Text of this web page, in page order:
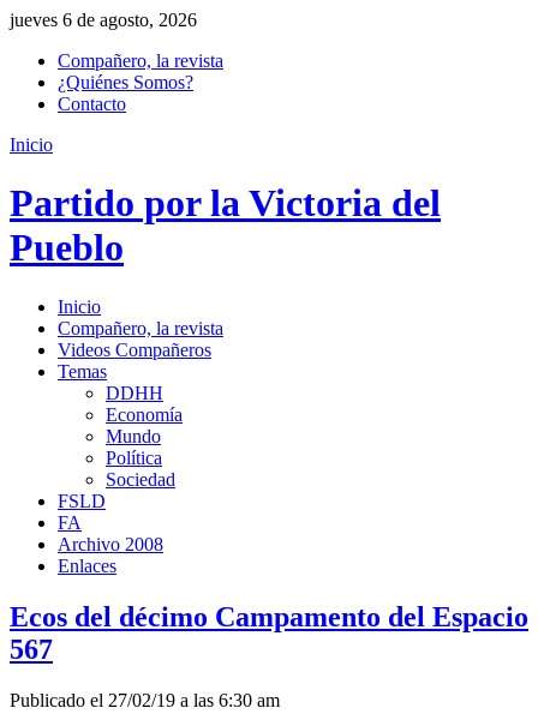
jueves 6 de agosto, 2026
Compañero, la revista
¿Quiénes Somos?
Contacto
Inicio
Partido por la Victoria del
Pueblo
Inicio
Compañero, la revista
Videos Compañeros
Temas
DDHH
Economía
Mundo
Política
Sociedad
FSLD
FA
Archivo 2008
Enlaces
Ecos del décimo Campamento del Espacio
567
Publicado el 27/02/19 a las 6:30 am